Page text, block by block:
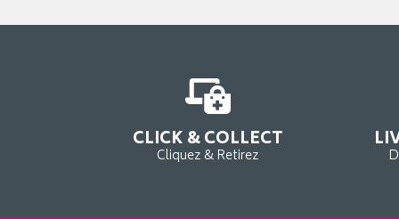
CLICK & COLLECT
Cliquez & Retirez